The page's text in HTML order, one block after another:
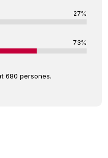
27%
73%
680 persones.